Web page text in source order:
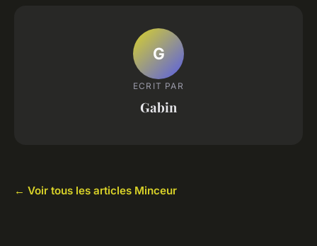
G
ECRIT PAR
Gabin
← Voir tous les articles Minceur